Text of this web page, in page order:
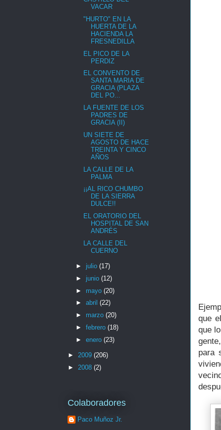
que
que
para
VACAR
"HURTO" EN LA
HUERTA DE LA
HACIENDA LA
FRESNEDILLA
EL PICO DE LA
PERDIZ
EL CONVENTO DE
SANTA MARIA DE
GRACIA (PLAZA
DEL PO...
LA FUENTE DE LOS
PADRES DE
GRACIA (II)
UN SIETE DE
AGOSTO DE HACE
TREINTA Y CINCO
AÑOS
LA CALLE DE LA
PALMA
¡¡AL RICO CHUMBO
DE LA SIERRA
DULCE!!
EL ORATORIO DEL
HOSPITAL DE SAN
ANDRÉS
LA CALLE DEL
CUERNO
► julio (17)
► junio (12)
► mayo (20)
► abril (22)
► marzo (20)
► febrero (18)
► enero (23)
► 2009 (206)
► 2008 (2)
Colaboradores
Paco Muñoz Jr.